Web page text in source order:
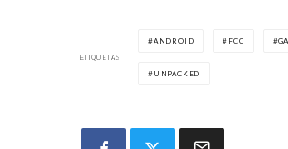
ETIQUETAS
ANDROID FCC
UNPACKED